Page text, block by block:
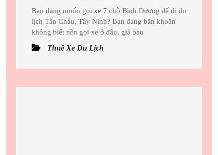
Xe
7
Chỗ
Dương
Tháng
12,
2023
Bạn đang muốn gọi xe 7 chỗ Bình Dương để đi du
lịch Tân Châu, Tây Ninh? Bạn đang băn khoăn
không biết nên gọi xe ở đâu, giá bao
Thuê Xe Du Lịch